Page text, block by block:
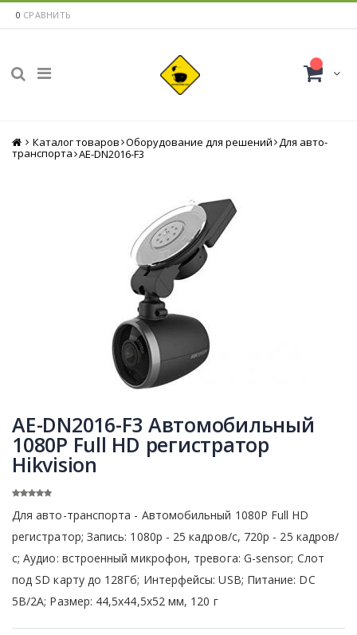
0 СРАВНИТЬ
Главная
Каталог товаров Оборудование для решений Для авто-
транспорта AE-DN2016-F3
AE-DN2016-F3 Автомобильный
1080P Full HD регистратор
Hikvision
Для авто-транспорта - Автомобильный 1080P Full HD
регистратор; Запись: 1080р - 25 кадров/с, 720р - 25 кадров/
с; Аудио: встроенный микрофон, тревога: G-sensor; Слот
под SD карту до 128Гб; Интерфейсы: USB; Питание: DC
5В/2А; Размер: 44,5х44,5х52 мм, 120 г